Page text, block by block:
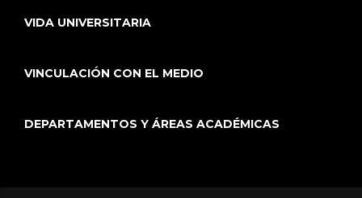
VIDA UNIVERSITARIA
VINCULACIÓN CON EL MEDIO
DEPARTAMENTOS Y ÁREAS ACADÉMICAS